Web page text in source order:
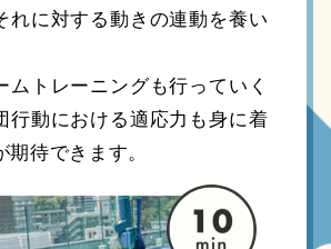
れに対する動きの連動を養い
ムトレーニングも行っていく
行動における適応力も身に着
期待できます。